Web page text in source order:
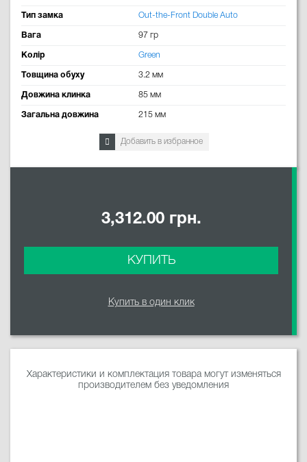
Тип замка Out-the-Front Double Auto
Вага 97 гр
Колір Green
Товщина обуху 3.2 мм
Довжина клинка 85 мм
Загальна довжина 215 мм
Добавить в избранное
3,312.00 грн.
КУПИТЬ
Купить в один клик
Характеристики и комплектация товара могут изменяться
производителем без уведомления